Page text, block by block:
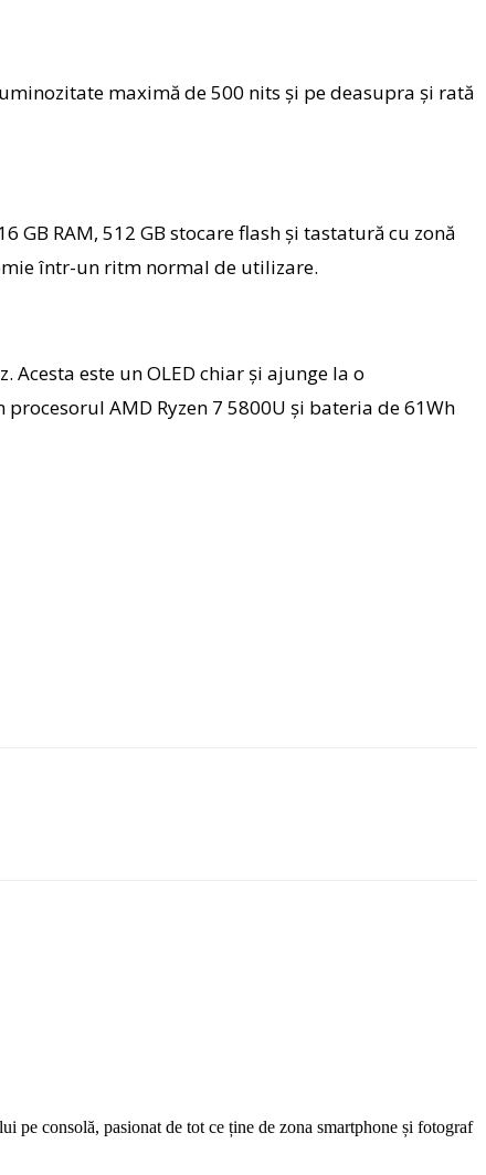
maximă de 500 nits și pe deasupra și rată
GB RAM, 512 GB stocare flash și tastatură cu zonă
într-un ritm normal de utilizare.
este un OLED chiar și ajunge la o
AMD Ryzen 7 5800U și bateria de 61Wh
pe consolă, pasionat de tot ce ține de zona smartphone și fotograf